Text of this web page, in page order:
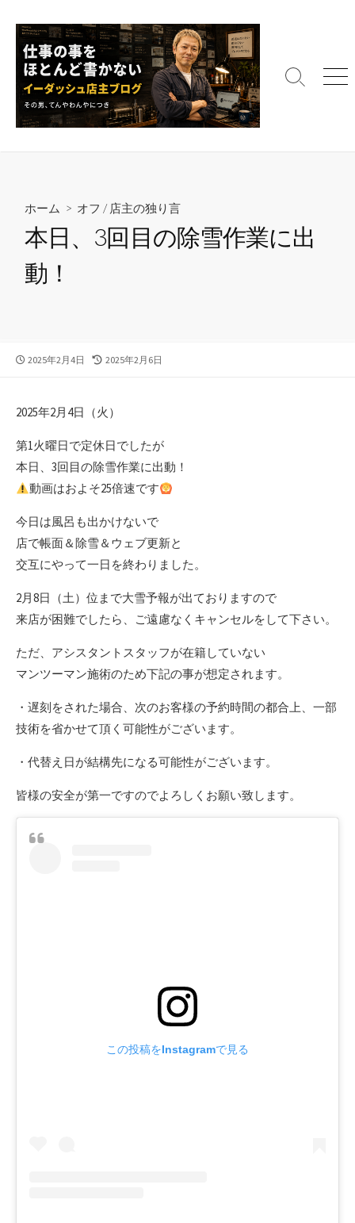
キ
検
メ
ホーム > オフ / 店主の独り言
本日、3回目の除雪作業に出
動！
公
2025年2月4日
最
日
2025年2月6日
2025年2月4日（火）
第1火曜日で定休日でしたが
本日、3回目の除雪作業に出動！
動画はおよそ25倍速です
今日は風呂も出かけないで
店で帳面＆除雪＆ウェブ更新と
交互にやって一日を終わりました。
2月8日（土）位まで大雪予報が出ておりますので
来店が困難でしたら、ご遠慮なくキャンセルをして下さい。
ただ、アシスタントスタッフが在籍していない
マンツーマン施術のため下記の事が想定されます。
・遅刻をされた場合、次のお客様の予約時間の都合上、一部
技術を省かせて頂く可能性がございます。
・代替え日が結構先になる可能性がございます。
皆様の安全が第一ですのでよろしくお願い致します。
この投稿をInstagramで見る